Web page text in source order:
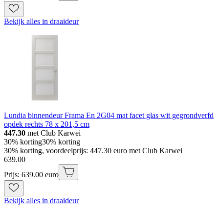
Bekijk alles in draaideur
Lundia binnendeur Frama En 2G04 mat facet glas wit gegrondverfd
opdek rechts 78 x 201,5 cm
447.30 met Club Karwei
30% korting30% korting
30% korting, voordeelprijs: 447.30 euro met Club Karwei
639.00
Prijs: 639.00 euro
Bekijk alles in draaideur